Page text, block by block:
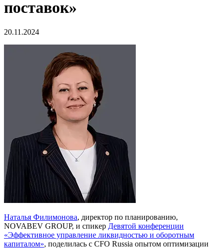
поставок»
20.11.2024
Наталья Филимонова, директор по планированию,
NOVABEV GROUP, и спикер Девятой конференции
«Эффективное управление ликвидностью и оборотным
капиталом», поделилась с CFO Russia опытом оптимизации